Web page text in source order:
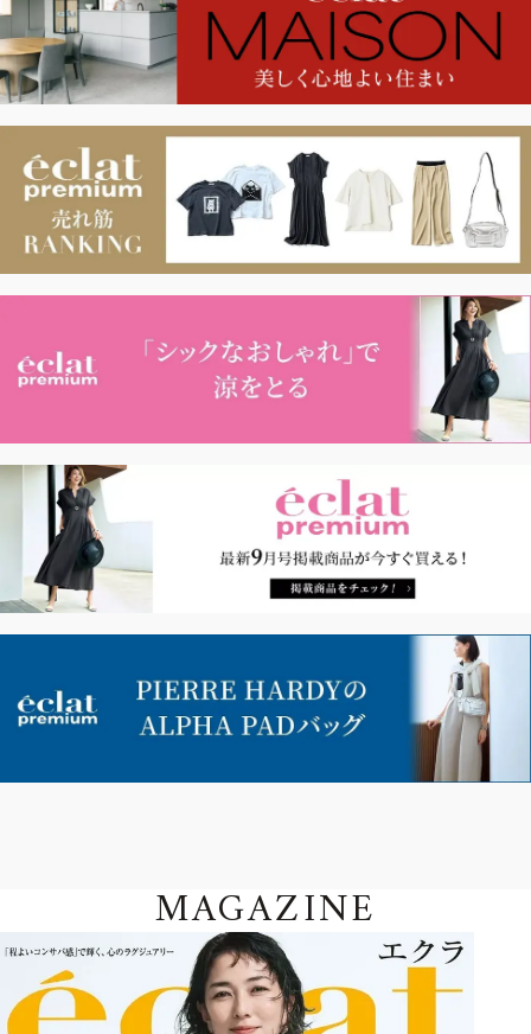
MAGAZINE